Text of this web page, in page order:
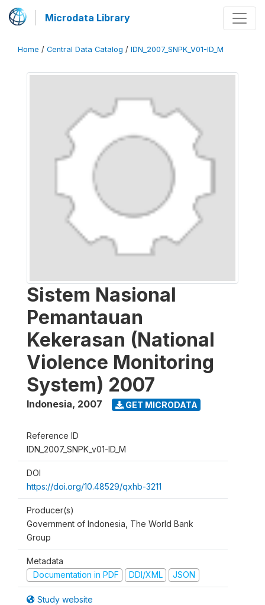
Microdata Library
Home / Central Data Catalog / IDN_2007_SNPK_V01-ID_M
Sistem Nasional
Pemantauan
Kekerasan (National
Violence Monitoring
System) 2007
Indonesia, 2007 GET MICRODATA
Reference ID
IDN_2007_SNPK_v01-ID_M
DOI
https://doi.org/10.48529/qxhb-3211
Producer(s)
Government of Indonesia, The World Bank
Group
Metadata
Documentation in PDF
DDI/XML JSON
Study website